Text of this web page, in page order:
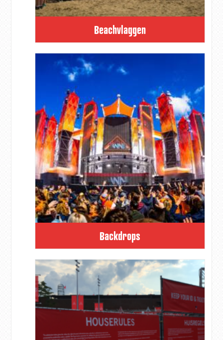
Beachvlaggen
Backdrops